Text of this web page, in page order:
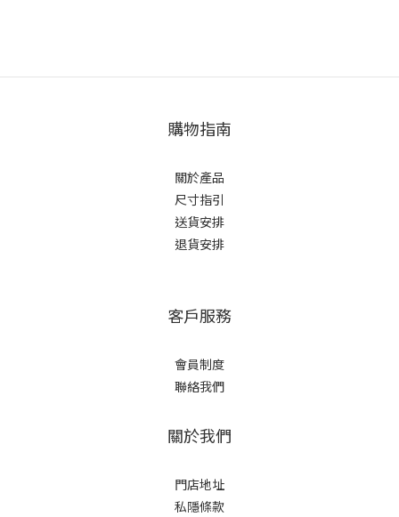
購物指南
關於產品
尺寸指引
送貨安排
退貨安排
客戶服務
會員制度
聯絡我們
關於我們
門店地址
私隱條款